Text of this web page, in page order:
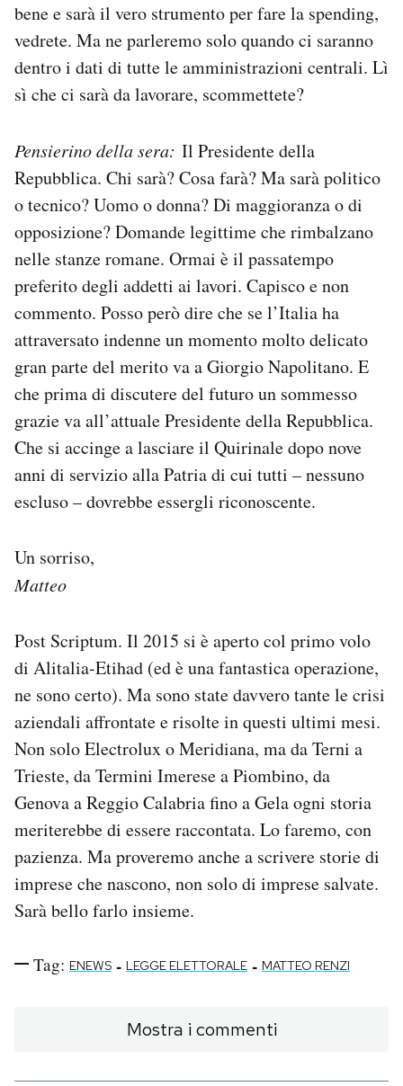
bene e sarà il vero strumento per fare la spending,
vedrete. Ma ne parleremo solo quando ci saranno
dentro i dati di tutte le amministrazioni centrali. Lì
sì che ci sarà da lavorare, scommettete?
Pensierino della sera: Il Presidente della
Repubblica. Chi sarà? Cosa farà? Ma sarà politico
o tecnico? Uomo o donna? Di maggioranza o di
opposizione? Domande legittime che rimbalzano
nelle stanze romane. Ormai è il passatempo
preferito degli addetti ai lavori. Capisco e non
commento. Posso però dire che se l’Italia ha
attraversato indenne un momento molto delicato
gran parte del merito va a Giorgio Napolitano. E
che prima di discutere del futuro un sommesso
grazie va all’attuale Presidente della Repubblica.
Che si accinge a lasciare il Quirinale dopo nove
anni di servizio alla Patria di cui tutti – nessuno
escluso – dovrebbe essergli riconoscente.
Un sorriso,
Matteo
Post Scriptum. Il 2015 si è aperto col primo volo
di Alitalia-Etihad (ed è una fantastica operazione,
ne sono certo). Ma sono state davvero tante le crisi
aziendali affrontate e risolte in questi ultimi mesi.
Non solo Electrolux o Meridiana, ma da Terni a
Trieste, da Termini Imerese a Piombino, da
Genova a Reggio Calabria fino a Gela ogni storia
meriterebbe di essere raccontata. Lo faremo, con
pazienza. Ma proveremo anche a scrivere storie di
imprese che nascono, non solo di imprese salvate.
Sarà bello farlo insieme.
Tag: ENEWS - LEGGE ELETTORALE - MATTEO RENZI
Mostra i commenti